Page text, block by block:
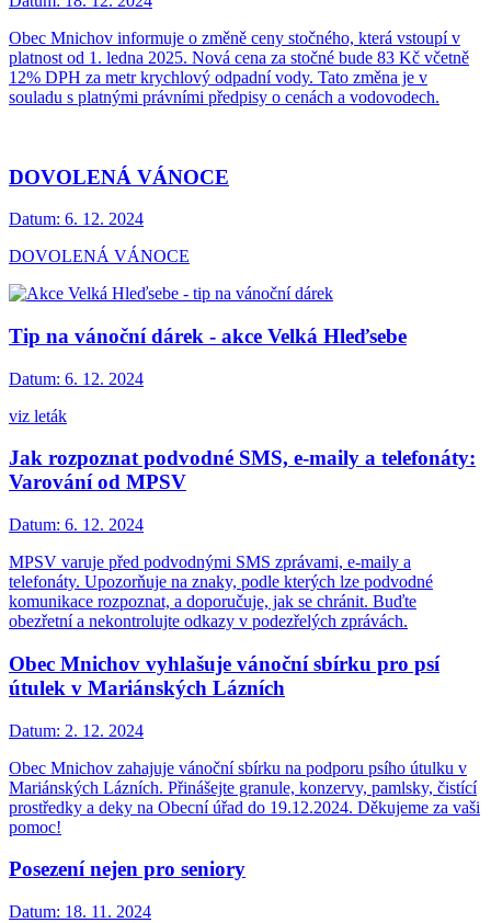
Obec Mnichov informuje o změně ceny stočného, která vstoupí v
platnost od 1. ledna 2025. Nová cena za stočné bude 83 Kč včetně
12% DPH za metr krychlový odpadní vody. Tato změna je v
souladu s platnými právními předpisy o cenách a vodovodech.
DOVOLENÁ VÁNOCE
Datum: 6. 12. 2024
DOVOLENÁ VÁNOCE
Tip na vánoční dárek - akce Velká Hleďsebe
Datum: 6. 12. 2024
viz leták
Jak rozpoznat podvodné SMS, e-maily a telefonáty:
Varování od MPSV
Datum: 6. 12. 2024
MPSV varuje před podvodnými SMS zprávami, e-maily a
telefonáty. Upozorňuje na znaky, podle kterých lze podvodné
komunikace rozpoznat, a doporučuje, jak se chránit. Buďte
obezřetní a nekontrolujte odkazy v podezřelých zprávách.
Obec Mnichov vyhlašuje vánoční sbírku pro psí
útulek v Mariánských Lázních
Datum: 2. 12. 2024
Obec Mnichov zahajuje vánoční sbírku na podporu psího útulku v
Mariánských Lázních. Přinášejte granule, konzervy, pamlsky, čistící
prostředky a deky na Obecní úřad do 19.12.2024. Děkujeme za vaši
pomoc!
Posezení nejen pro seniory
Datum: 18. 11. 2024